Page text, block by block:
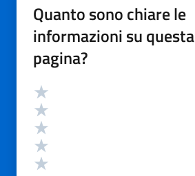
Quanto sono chiare le
informazioni su questa
pagina?
Valutazione